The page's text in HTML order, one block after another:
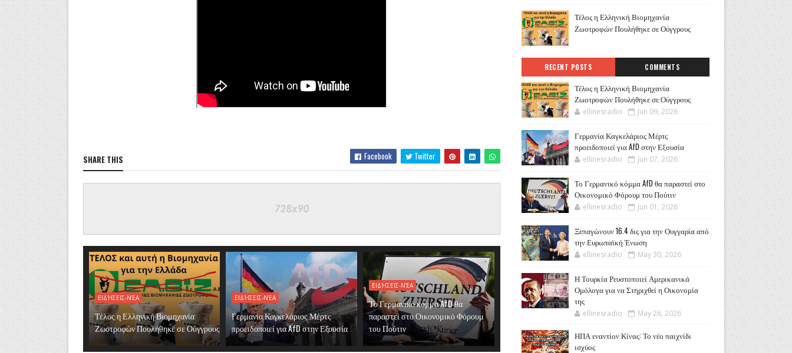
SHARE THIS Facebook Twitter
ΕΙΔΉΣΕΙΣ-ΝΈΑ
Τέλος η Ελληνική Βιομηχανία
Ζωοτροφών Πουλήθηκε σε Ούγγρους
ΕΙΔΉΣΕΙΣ-ΝΈΑ
Γερμανία Καγκελάριος Μέρτς
προειδοποιεί για AfD στην Εξουσία
ΕΙΔΉΣΕΙΣ-ΝΈΑ
Το Γερμανικό κόμμα AfD θα
παραστεί στο Οικονομικό Φόρουμ
του Πούτιν
Τέλος η Ελληνική Βιομηχανία
Ζωοτροφών Πουλήθηκε σε Ούγγρους
RECENT POSTS COMMENTS
Τέλος η Ελληνική Βιομηχανία
Ζωοτροφών Πουλήθηκε σε Ούγγρους
ellinesradio Jun 09, 2026
Γερμανία Καγκελάριος Μέρτς
προειδοποιεί για AfD στην Εξουσία
ellinesradio Jun 07, 2026
Το Γερμανικό κόμμα AfD θα παραστεί στο
Οικονομικό Φόρουμ του Πούτιν
ellinesradio Jun 01, 2026
Ξεπαγώνουν 16.4 δις για την Ουγγαρία από
την Ευρωπαϊκή Ένωση
ellinesradio May 30, 2026
Η Τουρκία Ρευστοποιεί Αμερικανικά
Ομόλογα για να Στηριχθεί η Οικονομία
της
ellinesradio May 26, 2026
ΗΠΑ εναντίον Κίνας: Το νέο παιχνίδι
ισχύος